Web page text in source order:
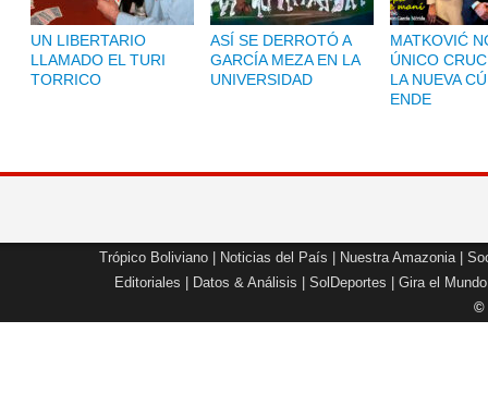
UN LIBERTARIO
LLAMADO EL TURI
TORRICO
ASÍ SE DERROTÓ A
GARCÍA MEZA EN LA
UNIVERSIDAD
MATKOVIĆ
ÚNICO
LA NUEVA
ENDE
Trópico Boliviano Noticias del País Nuestra Amazonia|
Editoriales
Datos & Análisis SolDeportes Gira el Mundo
©